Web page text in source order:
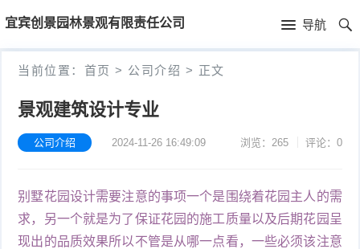
宜宾创景园林景观有限责任公司 导航
首
页
首
当前位置： 首页 > 公司介绍 > 正文
景观建筑设计专业
公司介绍 2024-11-26 16:49:09 浏览：265 评论：0
别墅花园设计需要注意的事项一个是围绕着花园主人的需
求，另一个就是为了保证花园的施工质量以及后期花园呈
现出的品质效果所以不管是从哪一点看，一些必须该注意